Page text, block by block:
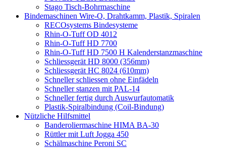
Stago Tisch-Bohrmaschine
Bindemaschinen Wire-O, Drahtkamm, Plastik, Spiralen
RECOsystems Bindesysteme
Rhin-O-Tuff OD 4012
Rhin-O-Tuff HD 7700
Rhin-O-Tuff HD 7500 H Kalenderstanzmaschine
Schliessgerät HD 8000 (356mm)
Schliessgerät HC 8024 (610mm)
Schneller schliessen ohne Einfädeln
Schneller stanzen mit PAL-14
Schneller fertig durch Auswurfautomatik
Plastik-Spiralbindung (Coil-Bindung)
Nützliche Hilfsmittel
Banderoliermaschine HIMA BA-30
Rüttler mit Luft Jogga 450
Schälmaschine Peroni SC